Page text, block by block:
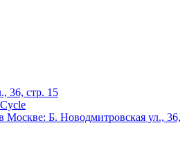
36, стр. 15
Москве: Б. Новодмитровская ул., 36,